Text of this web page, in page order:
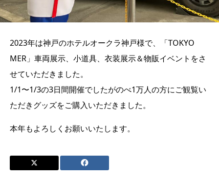
2023年は神戸のホテルオークラ神戸様で、「TOKYO
MER」車両展示、小道具、衣装展示＆物販イベントをさ
せていただきました。
1/1〜1/3の3日間開催でしたがのべ1万人の方にご観覧い
ただきグッズをご購入いただきました。
本年もよろしくお願いいたします。